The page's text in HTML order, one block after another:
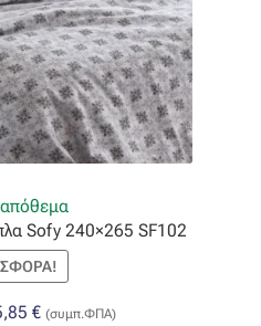
Sofy 240×265 SF102
€Η(συμπ.ΦΠΑ)